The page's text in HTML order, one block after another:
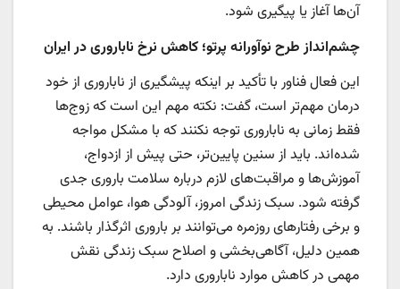
آن‌ها آغاز یا پیگیری شود.
چشم‌انداز طرح نوآورانه پرتو؛ کاهش نرخ ناباروری در ایران
این فعال فناور با تأکید بر اینکه پیشگیری از ناباروری از خود
درمان مهم‌تر است، گفت: نکته مهم این است که زوج‌ها
فقط زمانی به ناباروری توجه نکنند که با مشکل مواجه
شده‌اند. باید از سنین پایین‌تر، حتی پیش از ازدواج،
آموزش‌ها و مراقبت‌های لازم درباره سلامت باروری جدی
گرفته شود. سبک زندگی امروز، آلودگی هوا، عوامل محیطی
و برخی رفتارهای روزمره می‌توانند بر باروری اثرگذار باشند. به
همین دلیل، آگاهی‌بخشی و اصلاح سبک زندگی نقش
مهمی در کاهش موارد ناباروری دارد.